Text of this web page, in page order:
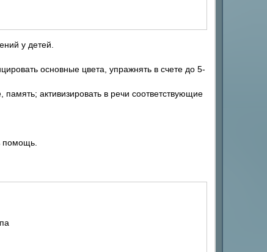
у детей.
основные цвета, упражнять в счете до 5-
активизировать в речи соответствующие
помощь.